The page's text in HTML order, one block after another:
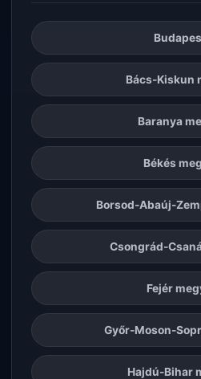
Bács-Kiskun
Baranya
Békés
Borsod-Abaúj-
Csongrád-
Fejér
Győr-Moson-
Hajdú-Bihar